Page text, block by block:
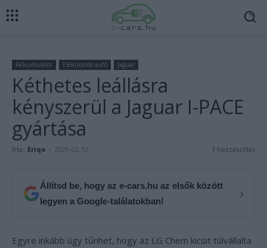
Akkumulátor Elektromos autó Jaguar
Kéthetes leállásra
kényszerül a Jaguar I-PACE
gyártása
Írta: Eriqo - 2020-02-12 1 hozzászólás
Állítsd be, hogy az e-cars.hu az elsők között
legyen a Google-találatokban!
›
Egyre inkább úgy tűnhet, hogy az LG Chem kicsit túlvállalta